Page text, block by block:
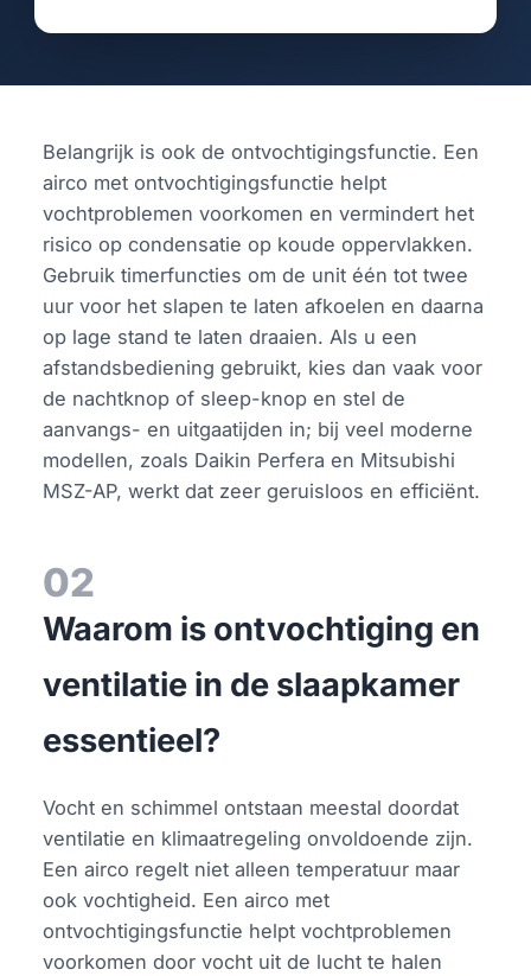
Belangrijk is ook de ontvochtigingsfunctie. Een
airco met ontvochtigingsfunctie helpt
vochtproblemen voorkomen en vermindert het
risico op condensatie op koude oppervlakken.
Gebruik timerfuncties om de unit één tot twee
uur voor het slapen te laten afkoelen en daarna
op lage stand te laten draaien. Als u een
afstandsbediening gebruikt, kies dan vaak voor
de nachtknop of sleep-knop en stel de
aanvangs- en uitgaatijden in; bij veel moderne
modellen, zoals Daikin Perfera en Mitsubishi
MSZ-AP, werkt dat zeer geruisloos en efficiënt.
02
Waarom is ontvochtiging en
ventilatie in de slaapkamer
essentieel?
Vocht en schimmel ontstaan meestal doordat
ventilatie en klimaatregeling onvoldoende zijn.
Een airco regelt niet alleen temperatuur maar
ook vochtigheid. Een airco met
ontvochtigingsfunctie helpt vochtproblemen
voorkomen door vocht uit de lucht te halen